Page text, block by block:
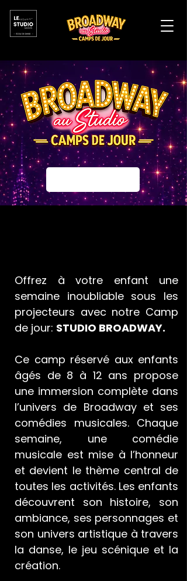
Offrez à votre enfant une
semaine inoubliable sous les
projecteurs avec notre Camp
de jour: STUDIO BROADWAY.
Ce camp réservé aux enfants
âgés de 8 à 12 ans propose
une immersion complète dans
l’univers de Broadway et ses
comédies musicales. Chaque
semaine, une comédie
musicale est mise à l’honneur
et devient le thème central de
toutes les activités. Les enfants
découvrent son histoire, son
ambiance, ses personnages et
son univers artistique à travers
la danse, le jeu scénique et la
création.​​